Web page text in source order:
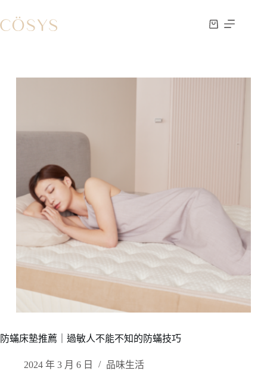
至
購
防蟎床墊推薦｜過敏人不能不知的防蟎技巧
2024 年 3 月 6 日 品味生活